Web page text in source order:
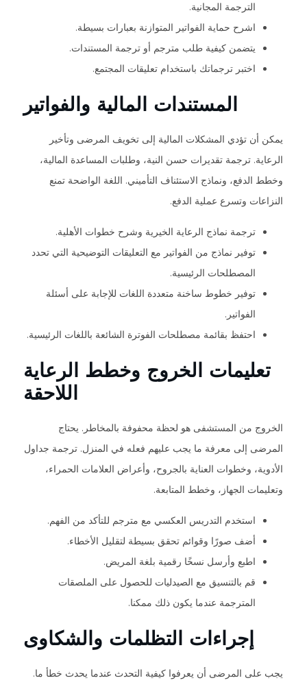
الترجمة المجانية.
اشرح حماية الفواتير المتوازنة بعبارات بسيطة.
يتضمن كيفية طلب مترجم أو ترجمة المستندات.
اختبر ترجماتك باستخدام تعليقات المجتمع.
المستندات المالية والفواتير
يمكن أن تؤدي المشكلات المالية إلى تخويف المرضى وتأخير
الرعاية. ترجمة تقديرات حسن النية، وطلبات المساعدة المالية،
وخطط الدفع، ونماذج الاستئناف التأميني. اللغة الواضحة تمنع
النزاعات وتسرع عملية الدفع.
ترجمة نماذج الرعاية الخيرية وشرح خطوات الأهلية.
توفير نماذج من الفواتير مع التعليقات التوضيحية التي تحدد
المصطلحات الرئيسية.
توفير خطوط ساخنة متعددة اللغات للإجابة على أسئلة
الفواتير.
احتفظ بقائمة مصطلحات الفوترة الشائعة باللغات الرئيسية.
تعليمات الخروج وخطط الرعاية
اللاحقة
الخروج من المستشفى هو لحظة محفوفة بالمخاطر. يحتاج
المرضى إلى معرفة ما يجب عليهم فعله في المنزل. ترجمة جداول
الأدوية، وخطوات العناية بالجروح، وأعراض العلامات الحمراء،
وتعليمات الجهاز، وخطط المتابعة.
استخدم التدريس العكسي مع مترجم للتأكد من الفهم.
أضف صورًا وقوائم تحقق بسيطة لتقليل الأخطاء.
اطبع وأرسل نسخًا رقمية بلغة المريض.
قم بالتنسيق مع الصيدليات للحصول على الملصقات
المترجمة عندما يكون ذلك ممكنا.
إجراءات التظلمات والشكاوى
يجب على المرضى أن يعرفوا كيفية التحدث عندما يحدث خطأ ما.